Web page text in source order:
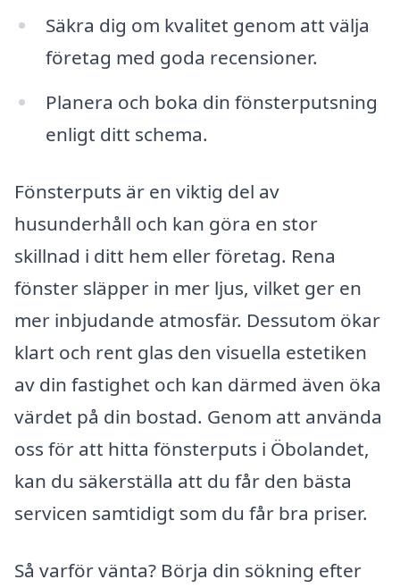
Säkra dig om kvalitet genom att välja
företag med goda recensioner.
Planera och boka din fönsterputsning
enligt ditt schema.
Fönsterputs är en viktig del av
husunderhåll och kan göra en stor
skillnad i ditt hem eller företag. Rena
fönster släpper in mer ljus, vilket ger en
mer inbjudande atmosfär. Dessutom ökar
klart och rent glas den visuella estetiken
av din fastighet och kan därmed även öka
värdet på din bostad. Genom att använda
oss för att hitta fönsterputs i Öbolandet,
kan du säkerställa att du får den bästa
servicen samtidigt som du får bra priser.
Så varför vänta? Börja din sökning efter